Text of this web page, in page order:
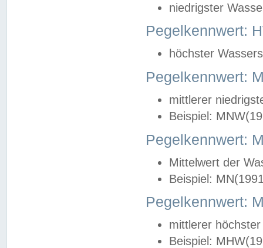
niedrigster
Pegelkennwert:
höchster
Pegelkennwert:
mittlerer
Beispiel:
Pegelkennwert:
Mittelwert der
Beispiel:
Pegelkennwert:
mittlerer
Beispiel: